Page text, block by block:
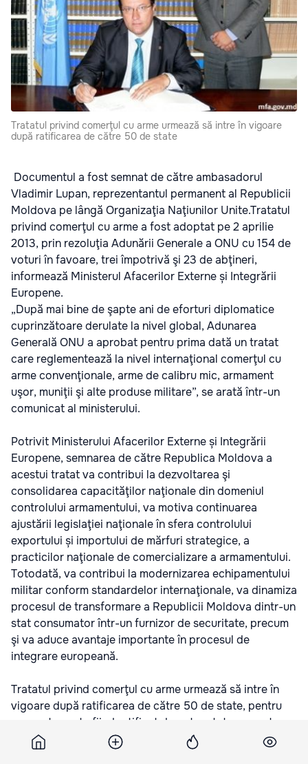
Tratatul privind comerţul cu arme urmează să intre în vigoare
după ratificarea de către 50 de state
Documentul a fost semnat de către ambasadorul
Vladimir Lupan, reprezentantul permanent al Republicii
Moldova pe lângă Organizaţia Naţiunilor Unite.Tratatul
privind comerţul cu arme a fost adoptat pe 2 aprilie
2013, prin rezoluţia Adunării Generale a ONU cu 154 de
voturi în favoare, trei împotrivă şi 23 de abţineri,
informează Ministerul Afacerilor Externe și Integrării
Europene.
„După mai bine de şapte ani de eforturi diplomatice
cuprinzătoare derulate la nivel global, Adunarea
Generală ONU a aprobat pentru prima dată un tratat
care reglementează la nivel internaţional comerţul cu
arme convenţionale, arme de calibru mic, armament
uşor, muniţii şi alte produse militare”, se arată într-un
comunicat al ministerului.
Potrivit Ministerului Afacerilor Externe și Integrării
Europene, semnarea de către Republica Moldova a
acestui tratat va contribui la dezvoltarea şi
consolidarea capacităţilor naţionale din domeniul
controlului armamentului, va motiva continuarea
ajustării legislaţiei naţionale în sfera controlului
exportului și importului de mărfuri strategice, a
practicilor naţionale de comercializare a armamentului.
Totodată, va contribui la modernizarea echipamentului
militar conform standardelor internaţionale, va dinamiza
procesul de transformare a Republicii Moldova dintr-un
stat consumator într-un furnizor de securitate, precum
şi va aduce avantaje importante în procesul de
integrare europeană.
Tratatul privind comerţul cu arme urmează să intre în
vigoare după ratificarea de către 50 de state, pentru
moment acesta fiind ratificat de patru state semnatare.